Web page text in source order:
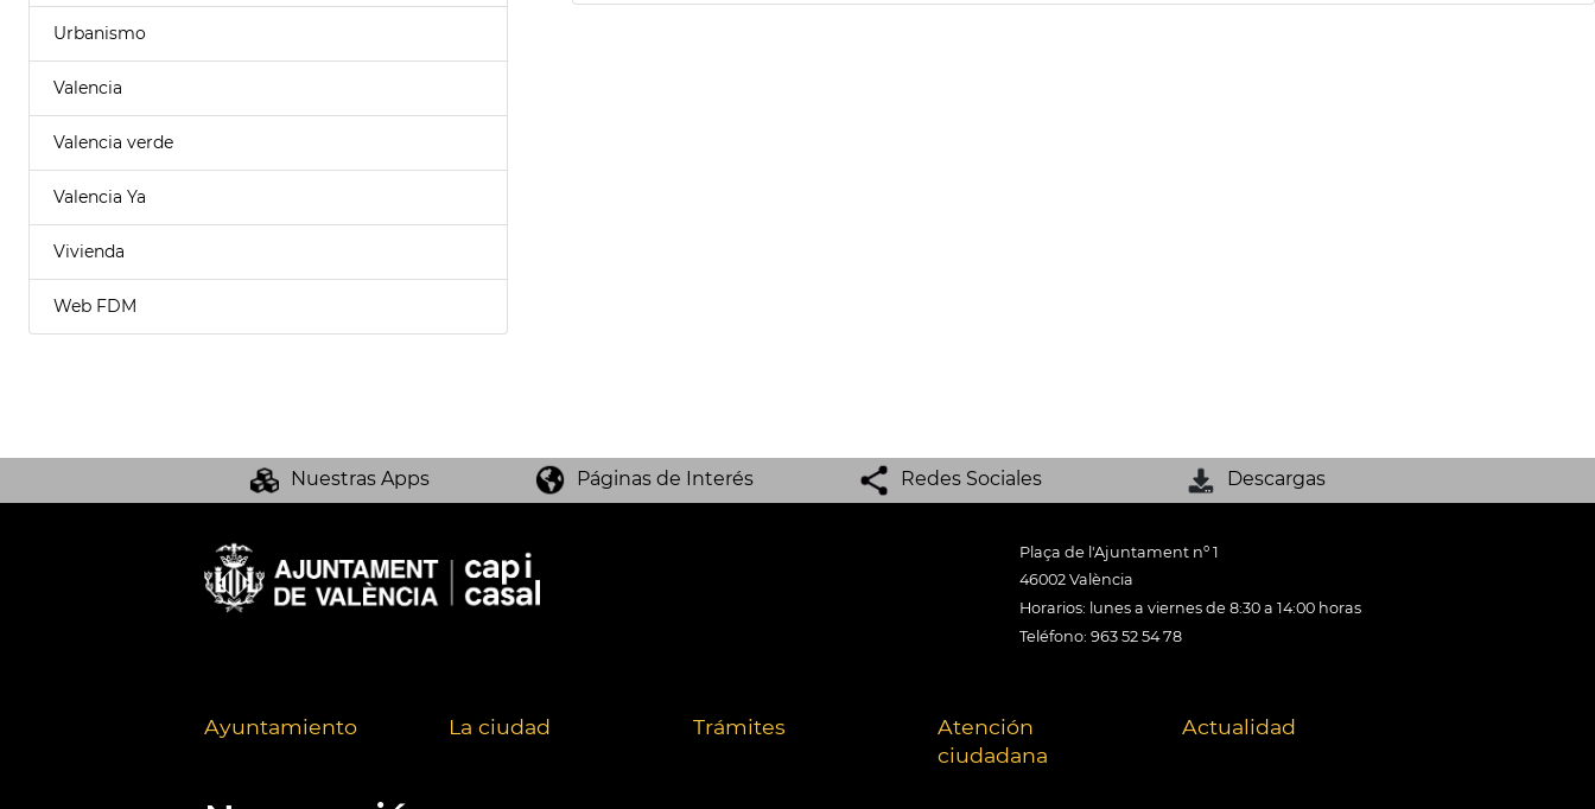
Urbanismo
Valencia
Valencia verde
Valencia Ya
Vivienda
Web FDM
Nuestras Apps Páginas de Interés Redes Sociales Descargas
Plaça de l'Ajuntament nº 1
46002 València
Horarios: lunes a viernes de 8:30 a 14:00 horas
Teléfono: 963 52 54 78
Ayuntamiento La ciudad Trámites
Atención
ciudadana
Actualidad